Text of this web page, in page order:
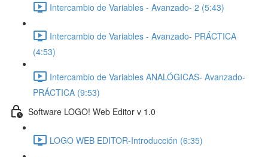
Intercambio de Variables - Avanzado- 2 (5:43)
Intercambio de Variables - Avanzado- PRÁCTICA
(4:53)
Intercambio de Variables ANALÓGICAS- Avanzado-
PRÁCTICA (9:53)
Software LOGO! Web Editor v 1.0
LOGO WEB EDITOR-Introducción (6:35)